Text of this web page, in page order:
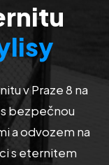
v Praze 8 na
bezpečnou
a odvozem na
s eternitem